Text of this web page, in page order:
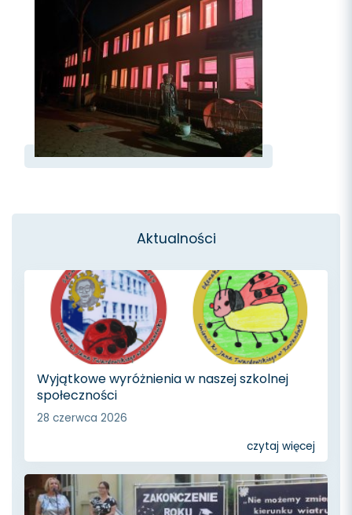
Aktualności
Wyjątkowe wyróżnienia w naszej szkolnej
społeczności
28 czerwca 2026
czytaj więcej